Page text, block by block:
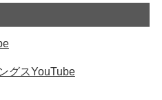
グスYouTube